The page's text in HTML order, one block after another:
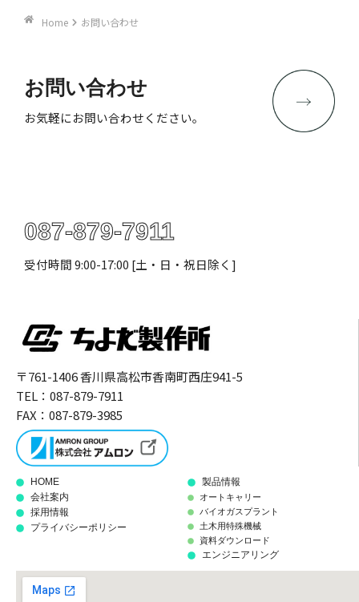
Home お問い合わせ
Contact
お問い合わせ
お気軽にお問い合わせください。
Telephone
087-879-7911
受付時間 9:00-17:00 [土・日・祝日除く]
〒761-1406 香川県高松市香南町西庄941-5
TEL： 087-879-7911
FAX：087-879-3985
HOME
会社案内
採用情報
プライバシーポリシー
製品情報
オートキャリー
バイオガスプラント
土木用特殊機械
資料ダウンロード
エンジニアリング